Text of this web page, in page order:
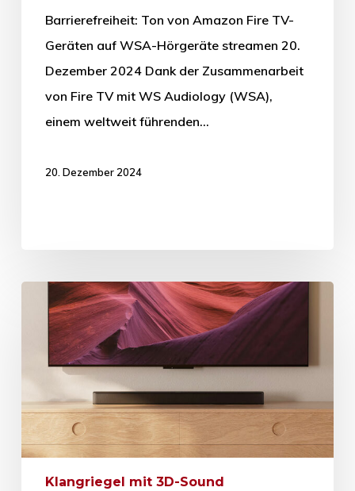
Barrierefreiheit: Ton von Amazon Fire TV-
Geräten auf WSA-Hörgeräte streamen 20.
Dezember 2024 Dank der Zusammenarbeit
von Fire TV mit WS Audiology (WSA),
einem weltweit führenden…
20. Dezember 2024
Klangriegel mit 3D-Sound